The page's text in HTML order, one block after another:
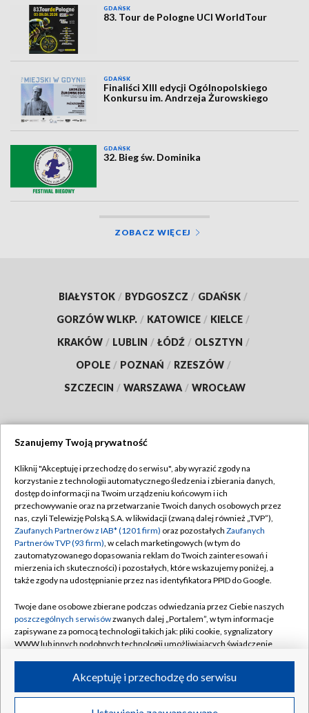
GDAŃSK
83. Tour de Pologne UCI WorldTour
GDAŃSK
Finaliści XIII edycji Ogólnopolskiego
Konkursu im. Andrzeja Żurowskiego
GDAŃSK
32. Bieg św. Dominika
ZOBACZ WIĘCEJ
BIAŁYSTOK / BYDGOSZCZ / GDAŃSK /
GORZÓW WLKP. / KATOWICE / KIELCE /
KRAKÓW / LUBLIN / ŁÓDŹ / OLSZTYN /
OPOLE / POZNAŃ / RZESZÓW /
SZCZECIN / WARSZAWA / WROCŁAW
TVP
Abonament TVP
Emisja w TVP
Centrum informacji TVP
Naziemna Telewizja Cyfrowa
Rada Programowa
System NOS
Informacje o nadawcy
Program dla prasy
Regulamin TVP
Polityka prywatności
Moje zgody
Pomoc
Kontakt
Kanały
©2026 Telewizja Polska S.A. w likwidacji
Szanujemy Twoją prywatność
Kliknij "Akceptuję i przechodzę do serwisu", aby wyrazić zgody na
korzystanie z technologii automatycznego śledzenia i zbierania danych,
dostęp do informacji na Twoim urządzeniu końcowym i ich
przechowywanie oraz na przetwarzanie Twoich danych osobowych przez
nas, czyli Telewizję Polską S.A. w likwidacji (zwaną dalej również „TVP”),
Zaufanych Partnerów z IAB* (1201 firm) oraz pozostałych Zaufanych
Partnerów TVP (93 firm), w celach marketingowych (w tym do
zautomatyzowanego dopasowania reklam do Twoich zainteresowań i
mierzenia ich skuteczności) i pozostałych, które wskazujemy poniżej, a
także zgody na udostępnianie przez nas identyfikatora PPID do Google.
Twoje dane osobowe zbierane podczas odwiedzania przez Ciebie naszych
poszczególnych serwisówzwanych dalej „Portalem”, w tym informacje
zapisywane za pomocą technologii takich jak: pliki cookie, sygnalizatory
WWW lub innych podobnych technologii umożliwiających świadczenie
ruchu w Internecie.
Twoje dane osobowe zbierane podczas odwiedzania przez Ciebie
Akceptuję i przechodzę do serwisu